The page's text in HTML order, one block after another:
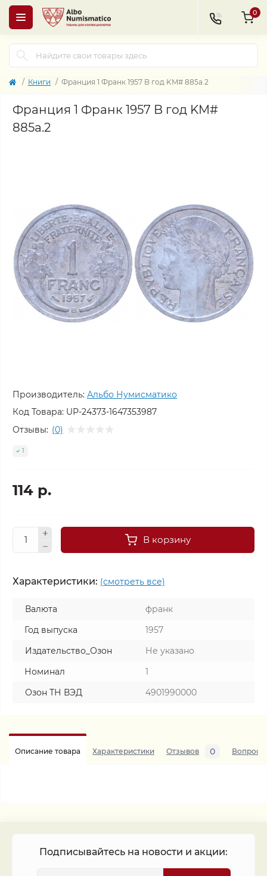
0
Книги Франция 1 Франк 1957 B год KM# 885a.2
Франция 1 Франк 1957 B год KM#
885a.2
Производитель: Альбо Нумисматико
Код Товара: UP-24373-1647353987
Отзывы: (0)
1
114 р.
В корзину
Характеристики: (смотреть все)
Валюта
франк
Год выпуска
1957
Издательство_Озон
Не указано
Номинал
1
Озон ТН ВЭД
4901990000
Описание товара Характеристики Отзывов 0 Вопросы
Подписывайтесь на новости и акции: